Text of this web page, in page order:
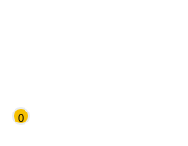
0
(2012-2021) (с